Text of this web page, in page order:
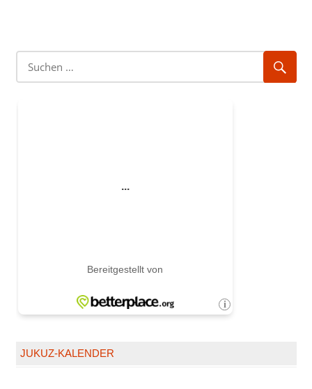
JUKUZ-KALENDER